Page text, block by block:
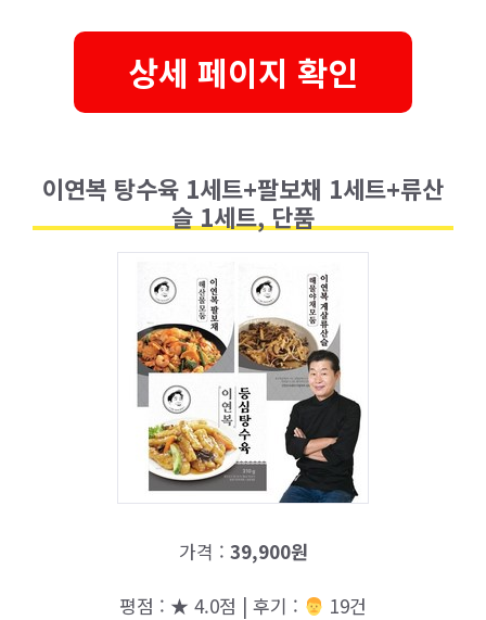
상세 페이지 확인
이연복 탕수육 1세트+팔보채 1세트+류산
슬 1세트, 단품
가격 : 39,900원
평점 : ★ 4.0점 | 후기 : ‍‍ 19건